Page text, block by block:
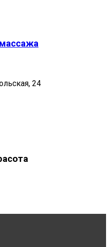
24